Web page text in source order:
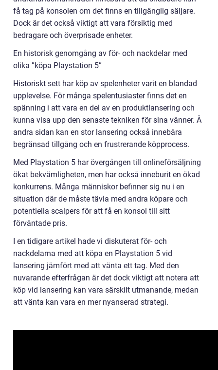
få tag på konsolen om det finns en tillgänglig säljare.
Dock är det också viktigt att vara försiktig med
bedragare och överprisade enheter.
En historisk genomgång av för- och nackdelar med
olika ”köpa Playstation 5”
Historiskt sett har köp av spelenheter varit en blandad
upplevelse. För många spelentusiaster finns det en
spänning i att vara en del av en produktlansering och
kunna visa upp den senaste tekniken för sina vänner. Å
andra sidan kan en stor lansering också innebära
begränsad tillgång och en frustrerande köpprocess.
Med Playstation 5 har övergången till onlineförsäljning
ökat bekvämligheten, men har också inneburit en ökad
konkurrens. Många människor befinner sig nu i en
situation där de måste tävla med andra köpare och
potentiella scalpers för att få en konsol till sitt
förväntade pris.
I en tidigare artikel hade vi diskuterat för- och
nackdelarna med att köpa en Playstation 5 vid
lansering jämfört med att vänta ett tag. Med den
nuvarande efterfrågan är det dock viktigt att notera att
köp vid lansering kan vara särskilt utmanande, medan
att vänta kan vara en mer nyanserad strategi.